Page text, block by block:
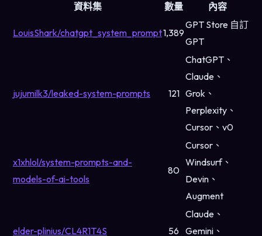
資料集 數量 內容
LouisShark/chatgpt_system_prompt1,389
GPT Store 自訂
GPT
jujumilk3/leaked-system-prompts 121
ChatGPT、
Claude、
Grok、
Perplexity、
Cursor、v0
x1xhlol/system-prompts-and-
models-of-ai-tools
80
Cursor、
Windsurf、
Devin、
Augment
elder-plinius/CL4R1T4S 56
Claude、
Gemini、